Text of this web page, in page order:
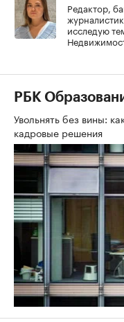
Редактор,
исследую
РБК
Увольнять без вины:
кадровые решения